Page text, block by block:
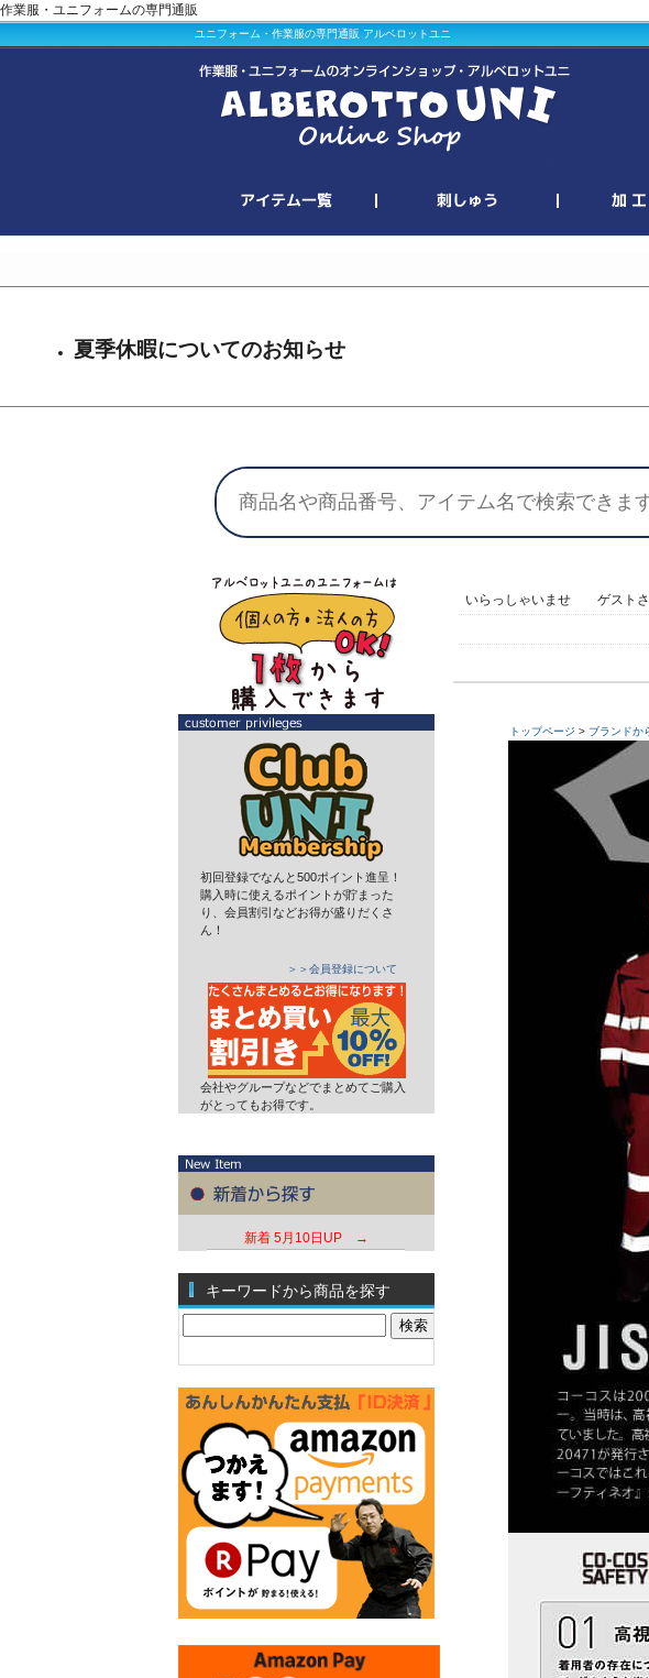
作業服・ユニフォームの専門通販
ユニフォーム・作業服の専門通販 アルベロットユニ
夏季休暇についてのお知らせ
初回登録でなんと500ポイント進呈！
購入時に使えるポイントが貯まった
り、会員割引などお得が盛りだくさ
ん！
＞＞会員登録について
会社やグループなどでまとめてご購入
がとってもお得です。
新着 5月10日UP →
キーワードから商品を探す
いらっしゃいませ ゲストさ
トップページ > ブランドか